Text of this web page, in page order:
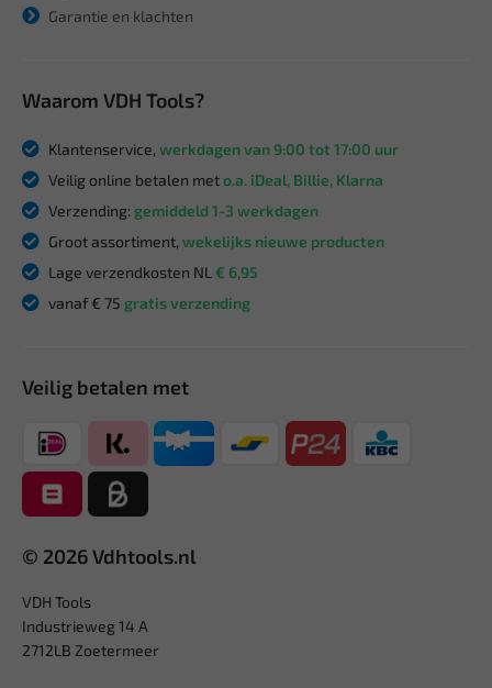
Garantie en klachten
Waarom VDH Tools?
Klantenservice, werkdagen van 9:00 tot 17:00 uur
Veilig online betalen meto.a. iDeal, Billie, Klarna
Verzending: gemiddeld 1-3 werkdagen
Groot assortiment, wekelijks nieuwe producten
Lage verzendkosten NL € 6,95
vanaf € 75 gratis verzending
Veilig betalen met
© 2026 Vdhtools.nl
VDH Tools
Industrieweg 14 A
2712LB Zoetermeer